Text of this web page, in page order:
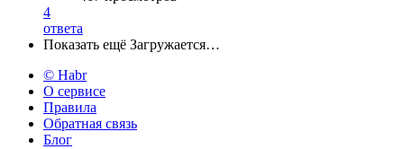
4
ответа
Показать ещё Загружается…
© Habr
О сервисе
Правила
Обратная связь
Блог